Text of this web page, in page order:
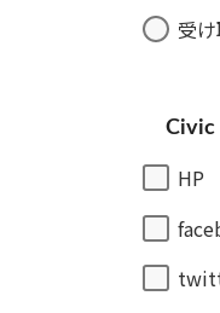
受
Civic
HP